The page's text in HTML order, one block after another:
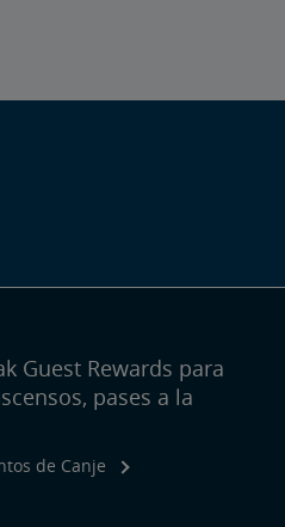
Guest Rewards para
pases a la
de Canje